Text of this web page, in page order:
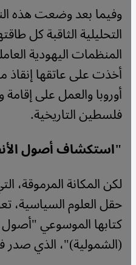
وفيما بعد وضعت هذه
التحليلية الثاقبة كل
المنظمات اليهودية
أخذت على عاتقها إنقاذ
أوروبا والعمل على
فلسطين التاريخية.
"استكشاف أصول
لكن المكانة المرموقة،
حقل العلوم السياسية،
كتابها الموسوعي "أصول
(الشمولية)"، الذي صدر في